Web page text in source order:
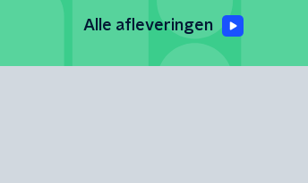
Alle afleveringen